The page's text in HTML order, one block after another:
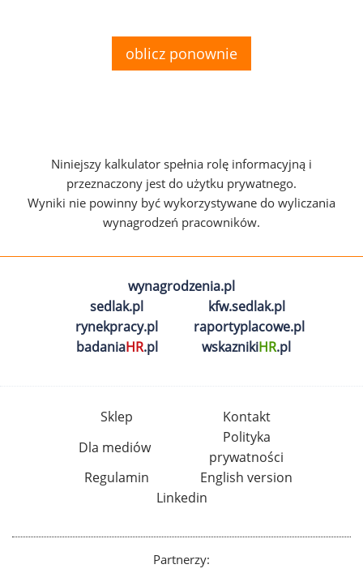
oblicz ponownie
Niniejszy kalkulator spełnia rolę informacyjną i
przeznaczony jest do użytku prywatnego.
Wyniki nie powinny być wykorzystywane do wyliczania
wynagrodzeń pracowników.
wynagrodzenia.pl
sedlak.pl
kfw.sedlak.pl
rynekpracy.pl
raportyplacowe.pl
badaniaHR.pl wskaznikiHR.pl
Sklep
Kontakt
Dla mediów
Polityka
prywatności
Regulamin
English version
Linkedin
Partnerzy: